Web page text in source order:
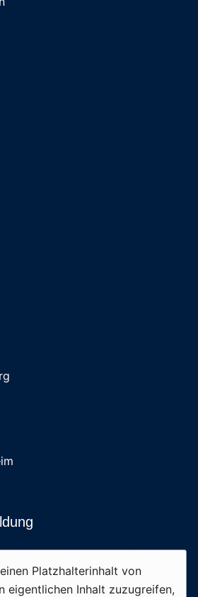
Platzhalterinhalt von
eigentlichen Inhalt zuzugreifen,